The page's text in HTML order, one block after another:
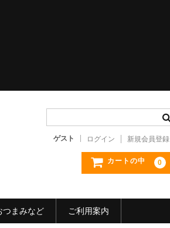
ゲスト ログイン 新規会員登録
カートの中 0
つまみなど ご利用案内